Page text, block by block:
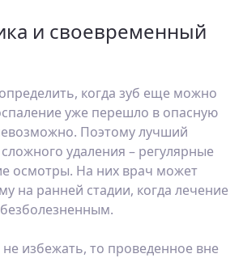
и своевременный
когда зуб еще можно
уже перешло в опасную
Поэтому лучший
удаления – регулярные
осмотры. На них врач может
на ранней стадии, когда лечение
избежать, то проведенное вне